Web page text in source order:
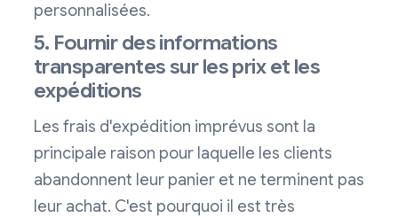
personnalisées.
5. Fournir des informations
transparentes sur les prix et les
expéditions
Les frais d'expédition imprévus sont la
principale raison pour laquelle les clients
abandonnent leur panier et ne terminent pas
leur achat. C'est pourquoi il est très